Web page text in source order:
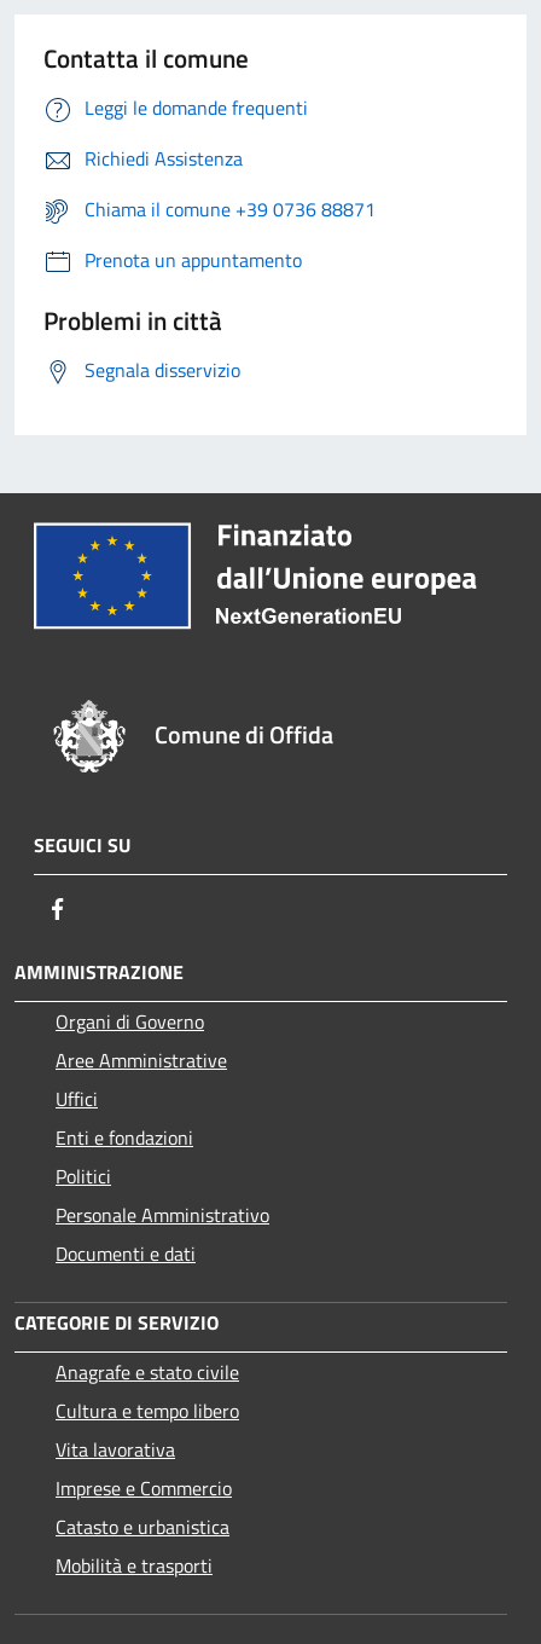
Contatta il comune
Leggi le domande frequenti
Richiedi Assistenza
Chiama il comune +39 0736 88871
Prenota un appuntamento
Problemi in città
Segnala disservizio
Comune di Offida
SEGUICI SU
AMMINISTRAZIONE
Organi di Governo
Aree Amministrative
Uffici
Enti e fondazioni
Politici
Personale Amministrativo
Documenti e dati
CATEGORIE DI SERVIZIO
Anagrafe e stato civile
Cultura e tempo libero
Vita lavorativa
Imprese e Commercio
Catasto e urbanistica
Mobilità e trasporti